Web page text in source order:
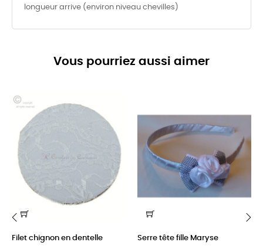
longueur arrive (environ niveau chevilles)
Vous pourriez aussi aimer
Filet chignon en dentelle Serre tête fille Maryse